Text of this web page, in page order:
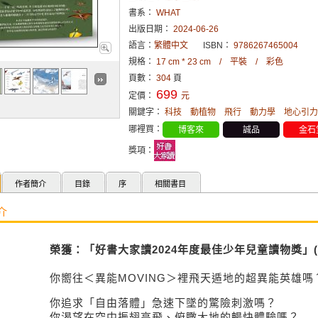
書系： WHAT
出版日期： 2024-06-26
語言： 繁體中文 ISBN： 9786267465004
規格： 17 cm * 23 cm / 平裝 / 彩色
頁數： 304 頁
定價： 699 元
關鍵字： 科技 動植物 飛行 動力學
地心引力
哪裡買：
博客來 誠品 金石
獎項：
作者簡介 目錄 序 相關書目
榮獲：「好書大家讀2024年度最佳少年兒童讀物獎」 (
你嚮往＜異能MOVING＞裡飛天遁地的超異能英雄嗎
你追求「自由落體」急速下墜的驚險刺激嗎？